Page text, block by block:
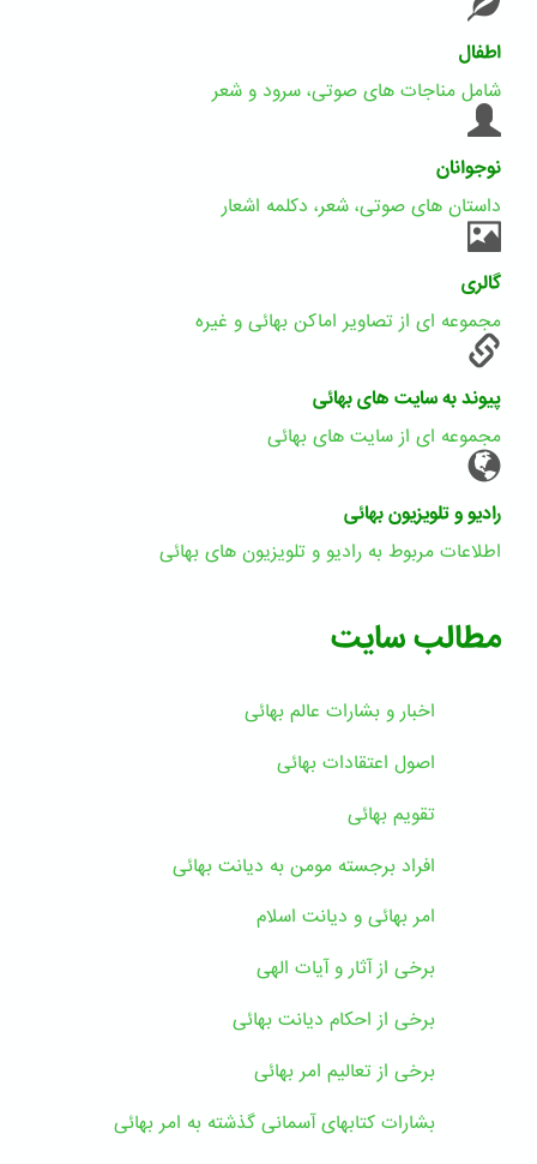
اطفال
شامل مناجات های صوتی، سرود و شعر
نوجوانان
داستان های صوتی، شعر، دکلمه اشعار
گالری
مجموعه ای از تصاویر اماکن بهائی و غیره
پیوند به سایت های بهائی
مجموعه ای از سایت های بهائی
رادیو و تلویزیون بهائی
اطلاعات مربوط به رادیو و تلویزیون های بهائی
مطالب سایت
اخبار و بشارات عالم بهائى
اصول اعتقادات بهائی
تقویم بهائی
افراد برجسته مومن به دیانت بهائی
امر بهائی و دیانت اسلام
برخی از آثار و آیات الهی
برخی از احکام دیانت بهائی
برخی از تعالیم امر بهائی
بشارات کتابهای آسمانی گذشته به امر بهائی